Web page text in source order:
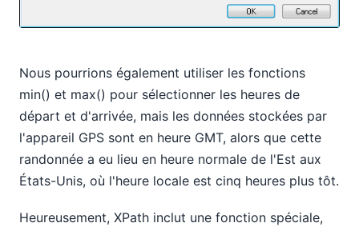
Nous pourrions également utiliser les fonctions
min() et max() pour sélectionner les heures de
départ et d'arrivée, mais les données stockées par
l'appareil GPS sont en heure GMT, alors que cette
randonnée a eu lieu en heure normale de l'Est aux
États-Unis, où l'heure locale est cinq heures plus tôt.
Heureusement, XPath inclut une fonction spéciale,